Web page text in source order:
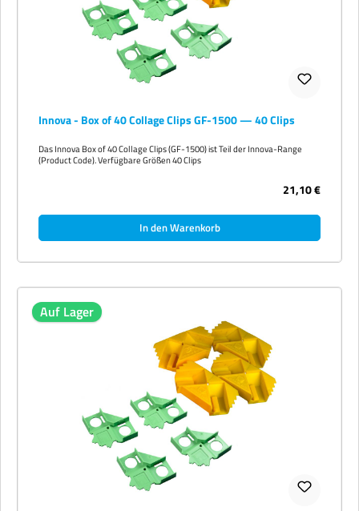
Innova - Box of 40 Collage Clips GF-1500 — 40 Clips
Das Innova Box of 40 Collage Clips (GF-1500) ist Teil der Innova-Range
(Product Code). Verfügbare Größen 40 Clips
21,10 €
In den Warenkorb
Auf Lager